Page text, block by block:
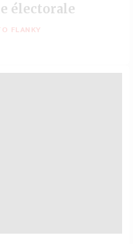
électorale
FLANKY